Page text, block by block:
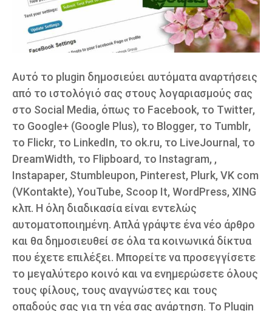
Αυτό το plugin δημοσιεύει αυτόματα αναρτήσεις
από το ιστολόγιό σας στους λογαριασμούς σας
στο Social Media, όπως το Facebook, το Twitter,
το Google+ (Google Plus), το Blogger, το Tumblr,
το Flickr, το LinkedIn, το ok.ru, το LiveJournal, το
DreamWidth, το Flipboard, το Instagram, ,
Instapaper, Stumbleupon, Pinterest, Plurk, VK com
(VKontakte), YouTube, Scoop It, WordPress, XING
κλπ. Η όλη διαδικασία είναι εντελώς
αυτοματοποιημένη. Απλά γράψτε ένα νέο άρθρο
και θα δημοσιευθεί σε όλα τα κοινωνικά δίκτυα
που έχετε επιλέξει. Μπορείτε να προσεγγίσετε
το μεγαλύτερο κοινό και να ενημερώσετε όλους
τους φίλους, τους αναγνώστες και τους
οπαδούς σας για τη νέα σας ανάρτηση. Το Plugin